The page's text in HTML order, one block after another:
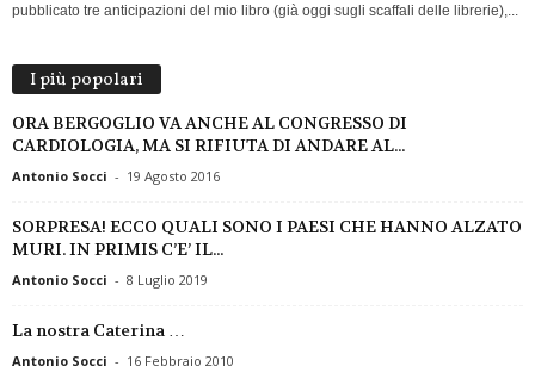
pubblicato tre anticipazioni del mio libro (già oggi sugli scaffali delle librerie),...
I più popolari
ORA BERGOGLIO VA ANCHE AL CONGRESSO DI
CARDIOLOGIA, MA SI RIFIUTA DI ANDARE AL...
Antonio Socci - 19 Agosto 2016
SORPRESA! ECCO QUALI SONO I PAESI CHE HANNO ALZATO
MURI. IN PRIMIS C’E’ IL...
Antonio Socci - 8 Luglio 2019
La nostra Caterina …
Antonio Socci - 16 Febbraio 2010